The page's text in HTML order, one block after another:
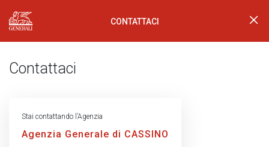
Generali Logo CONTATTACI
Contattaci
Stai contattando l’Agenzia
Agenzia Generale di CASSINO